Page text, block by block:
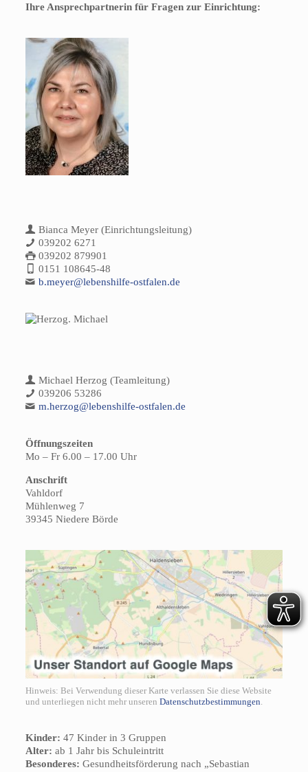
Ihre Ansprechpartnerin für Fragen zur Einrichtung:
Bianca Meyer (Einrichtungsleitung)
039202 6271
039202 879901
0151 108645-48
b.meyer@lebenshilfe-ostfalen.de
Michael Herzog (Teamleitung)
039206 53286
m.herzog@lebenshilfe-ostfalen.de
Öffnungszeiten
Mo – Fr 6.00 – 17.00 Uhr
Anschrift
Vahldorf
Mühlenweg 7
39345 Niedere Börde
Hinweis: Bei Verwendung dieser Karte verlassen Sie diese Website
und unterliegen nicht mehr unseren Datenschutzbestimmungen.
Kinder: 47 Kinder in 3 Gruppen
Alter: ab 1 Jahr bis Schuleintritt
Besonderes: Gesundheitsförderung nach „Sebastian